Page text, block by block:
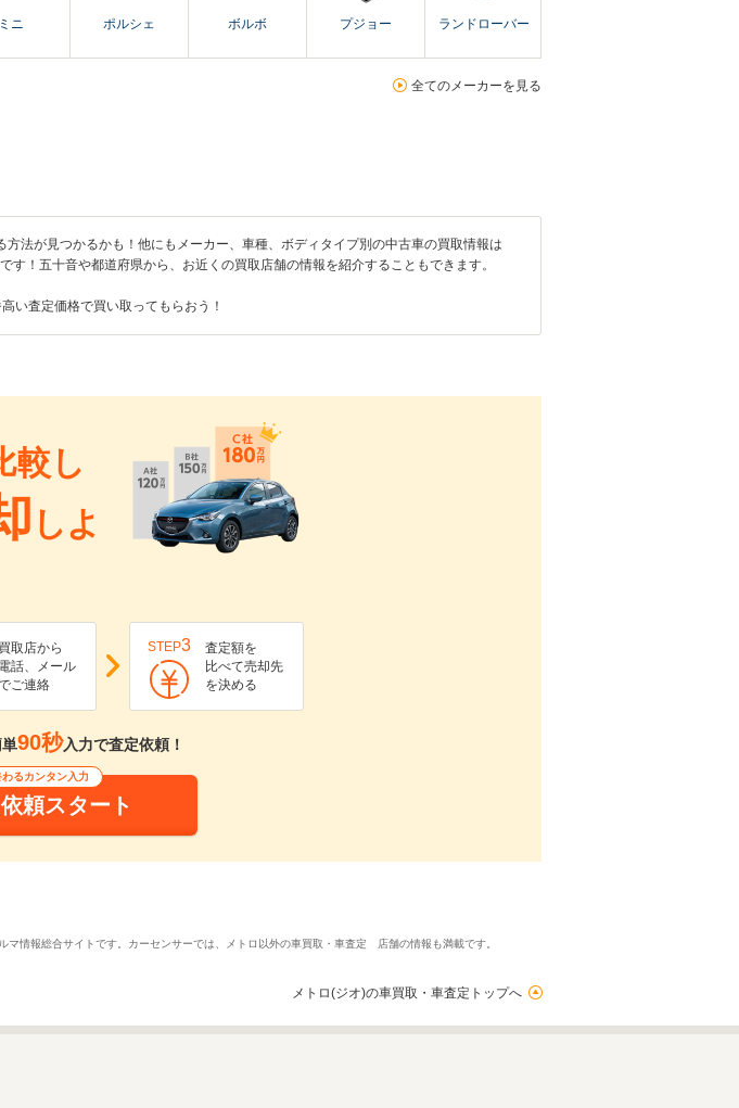
ミニ ポルシェ ボルボ プジョー ランドローバー
全てのメーカーを見る
法が見つかるかも！他にもメーカー、車種、ボディタイプ別の中古車の買取情報は
！五十音や都道府県から、お近くの買取店舗の情報を紹介することもできます。
い査定価格で買い取ってもらおう！
較し
しよ
買取店から
電話、メール
ご連絡
STEP3
査定額を
比べて売却先
を決める
90秒入力で査定依頼！
るカンタン入力
頼スタート
情報総合サイトです。カーセンサーでは、メトロ以外の車買取・車査定 店舗の情報も満載です。
メトロ(ジオ)の車買取・車査定トップへ